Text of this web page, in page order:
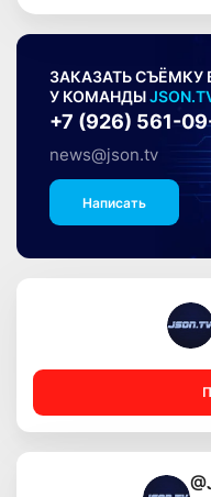
ЗАКАЗАТЬ СЪЁМКУ
У КОМАНДЫ
+7 (926) 561-
news@json.tv
Написать